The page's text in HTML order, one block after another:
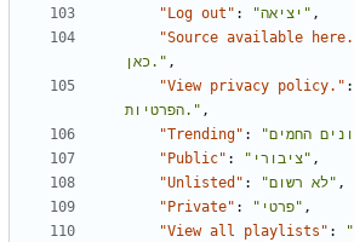
"Log out" : "יציאה" ,
"Source available
כאן." ,
"View privacy policy." :
הפרטיות." ,
"Trending" :
"Public" : "ציבורי" ,
"Unlisted" : "לא רשום" ,
"Private" : "פרטי" ,
"View all playlists" :